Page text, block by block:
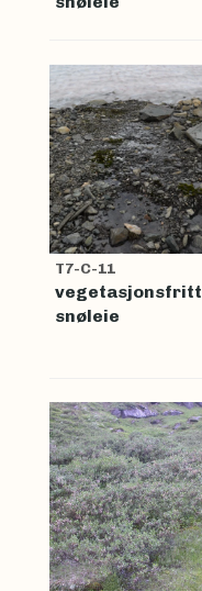
T7-C-11
vegetasjonsfritt
snøleie